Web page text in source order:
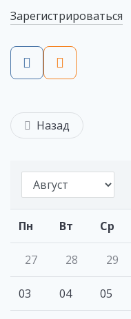
Пн Вт Ср
27 28 29
03 04 05
Зарегистрироваться
Назад